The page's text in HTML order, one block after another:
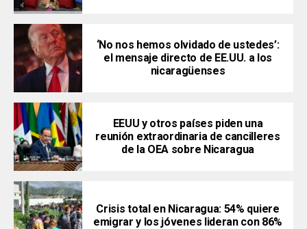
‘No nos hemos olvidado de ustedes’:
el mensaje directo de EE.UU. a los
nicaragüenses
EEUU y otros países piden una
reunión extraordinaria de cancilleres
de la OEA sobre Nicaragua
Crisis total en Nicaragua: 54% quiere
emigrar y los jóvenes lideran con 86%